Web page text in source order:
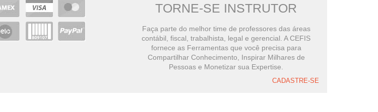
TORNE-SE INSTRUTOR
Faça parte do melhor time de professores das áreas
contábil, fiscal, trabalhista, legal e gerencial. A CEFIS
fornece as Ferramentas que você precisa para
Compartilhar Conhecimento, Inspirar Milhares de
Pessoas e Monetizar sua Expertise.
CADASTRE-SE